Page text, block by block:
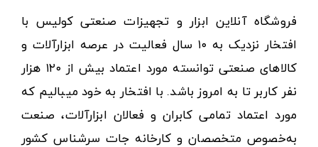
فروشگاه آنلاین ابزار و تجهیزات صنعتی کولیس با
افتخار نزدیک به ۱۰ سال فعالیت در عرصه ابزارآلات و
کالاهای صنعتی توانسته مورد اعتماد بیش از ۱۲۰ هزار
نفر کاربر تا به امروز باشد. با افتخار به خود میبالیم که
مورد اعتماد تمامی کابران و فعالان ابزارآلات، صنعت
به‌خصوص متخصصان و کارخانه جات سرشناس کشور